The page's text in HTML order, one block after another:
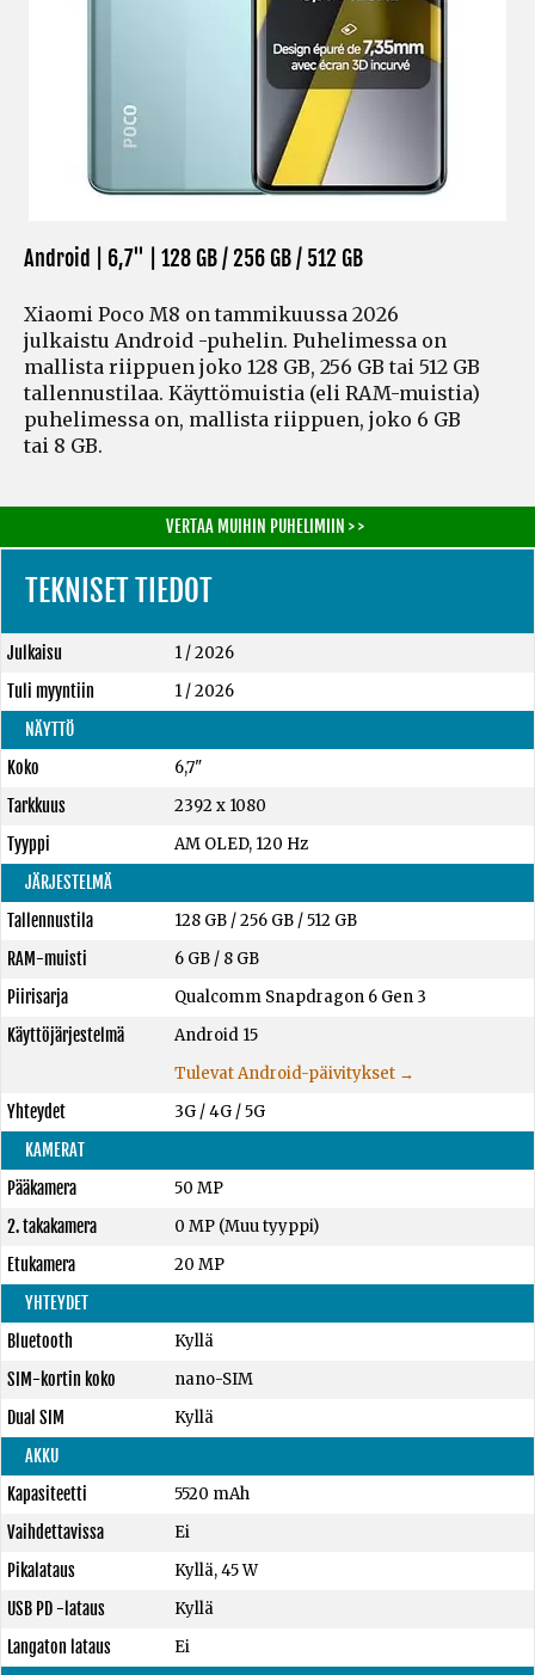
Android | 6,7" | 128 GB / 256 GB / 512 GB
Xiaomi Poco M8 on tammikuussa 2026
julkaistu Android -puhelin. Puhelimessa on
mallista riippuen joko 128 GB, 256 GB tai 512 GB
tallennustilaa. Käyttömuistia (eli RAM-muistia)
puhelimessa on, mallista riippuen, joko 6 GB
tai 8 GB.
VERTAA MUIHIN PUHELIMIIN > >
TEKNISET TIEDOT
Julkaisu
1 / 2026
Tuli myyntiin
1 / 2026
NÄYTTÖ
Koko
6,7"
Tarkkuus
2392 x 1080
Tyyppi
AM OLED, 120 Hz
JÄRJESTELMÄ
Tallennustila
128 GB/256 GB/512 GB
RAM-muisti
6 GB/ 8 GB
Piirisarja
Qualcomm Snapdragon 6 Gen 3
Käyttöjärjestelmä
Android 15
Tulevat Android-päivitykset →
Yhteydet
3G / 4G / 5G
KAMERAT
Pääkamera
50 MP
2. takakamera
0 MP (Muu tyyppi)
Etukamera
20 MP
YHTEYDET
Bluetooth
Kyllä
SIM-kortin koko
nano-SIM
Dual SIM
Kyllä
AKKU
Kapasiteetti
5520 mAh
Vaihdettavissa
Ei
Pikalataus
Kyllä, 45 W
USB PD -lataus
Kyllä
Langaton lataus
Ei